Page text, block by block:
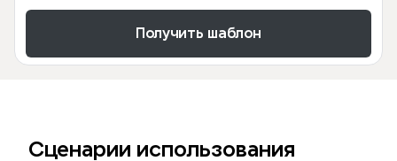
Получить шаблон
Сценарии использования